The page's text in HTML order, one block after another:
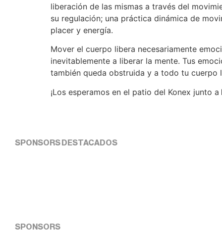
liberación de las mismas a través del
su regulación; una práctica dinámica de
placer y energía.
Mover el cuerpo libera necesariamente
inevitablemente a liberar la mente. Tus
también queda obstruida y a todo tu cuerpo
¡Los esperamos en el patio del Konex junto a
SPONSORS DESTACADOS
SPONSORS